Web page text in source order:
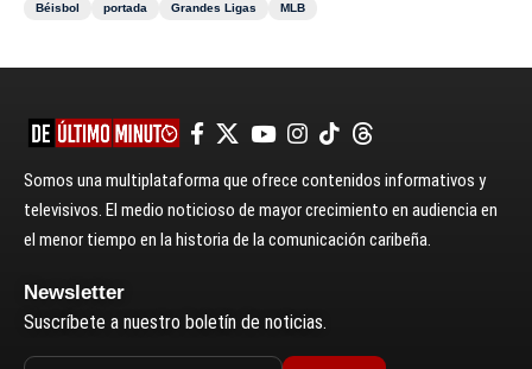
Béisbol
portada Grandes Ligas MLB
Somos una multiplataforma que ofrece contenidos informativos y
televisivos. El medio noticioso de mayor crecimiento en audiencia en
el menor tiempo en la historia de la comunicación caribeña.
Newsletter
Suscríbete a nuestro boletín de noticias.